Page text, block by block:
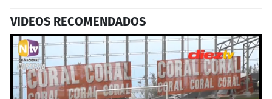
VIDEOS RECOMENDADOS